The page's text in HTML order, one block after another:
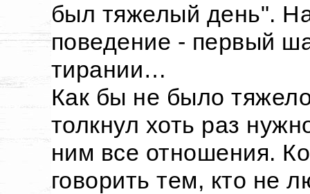
был тяжелый день".
поведение - первый
тирании…
Как бы не было
толкнул хоть раз
ним все отношения.
говорить тем, кто не